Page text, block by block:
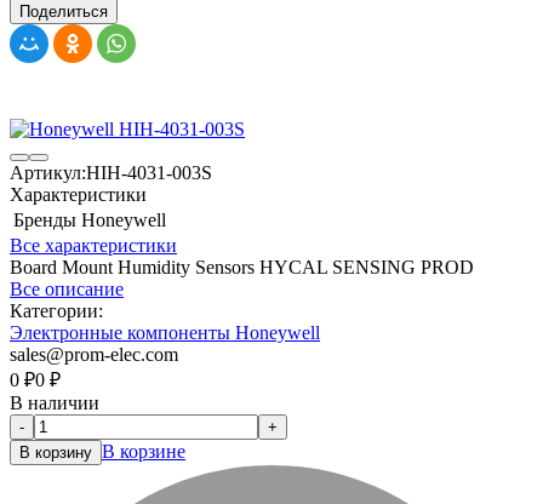
Поделиться
Артикул:HIH-4031-003S
Характеристики
Бренды Honeywell
Все характеристики
Board Mount Humidity Sensors HYCAL SENSING PROD
Все описание
Категории:
Электронные компоненты Honeywell
sales@prom-elec.com
0 ₽0 ₽
В наличии
-
+
В корзину В корзине